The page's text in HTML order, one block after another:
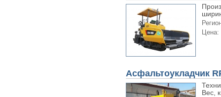
Цена:
Асфальтоукладчик
Вес,